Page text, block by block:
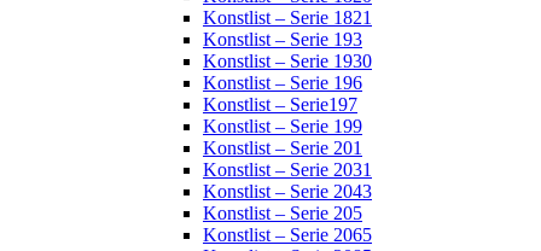
Konstlist – Serie 1821
Konstlist – Serie 193
Konstlist – Serie 1930
Konstlist – Serie 196
Konstlist – Serie197
Konstlist – Serie 199
Konstlist – Serie 201
Konstlist – Serie 2031
Konstlist – Serie 2043
Konstlist – Serie 205
Konstlist – Serie 2065